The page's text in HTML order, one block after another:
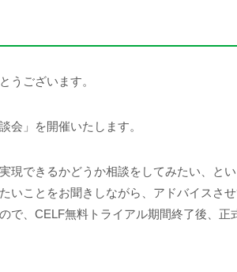
うございます。
会」を開催いたします。
現できるかどうか相談をしてみたい、と
ことをお聞きしながら、アドバイスさせ
で、CELF無料トライアル期間終了後、正